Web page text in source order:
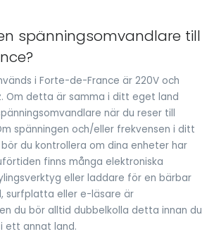
spänningsomvandlare till
i Forte-de-France är 220V och
Om detta är samma i ditt eget land
när du reser till
spänningen och/eller frekvensen i ditt
du kontrollera om dina enheter har
finns många elektroniska
eller laddare för en bärbar
surfplatta eller e-läsare är
du bör alltid dubbelkolla detta innan du
ett annat land.